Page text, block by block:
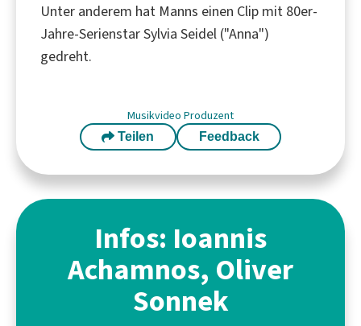
Unter anderem hat Manns einen Clip mit 80er-
Jahre-Serienstar Sylvia Seidel ("Anna")
gedreht.
Musikvideo Produzent
Teilen Feedback
Infos: Ioannis
Achamnos, Oliver
Sonnek